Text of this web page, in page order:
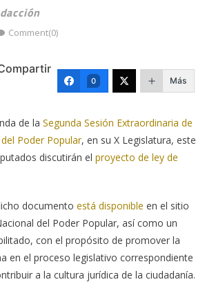
Comment(0)
0 Más
de la Segunda Sesión Extraordinaria de
Poder Popular, en su X Legislatura, este
discutirán el proyecto de ley de
documento está disponible en el sitio
del Poder Popular, así como un
con el propósito de promover la
en el proceso legislativo correspondiente
a la cultura jurídica de la ciudadanía.